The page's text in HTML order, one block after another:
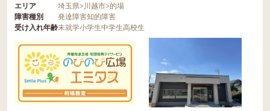
エリア 埼玉県>川越市>的場
障害種別
発達障害知的障害
受け入れ年齢未就学小学生中学生高校生